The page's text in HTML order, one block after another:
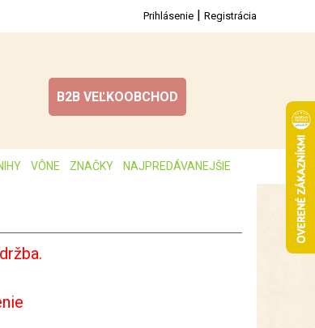
Prihlásenie | Registrácia
B2B VEĽKOOBCHOD
VÔNE ZNAČKY NAJPREDÁVANEJŠIE